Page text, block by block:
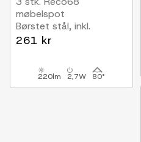
møbelspot
Børstet stål, inkl.
strømforsyning
261 kr
220lm 2,7W 80°